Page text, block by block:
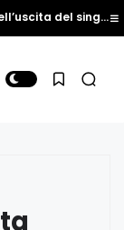
Cristina Bonan si racconta in occasione dell’uscita del singolo “Come vedi tu”